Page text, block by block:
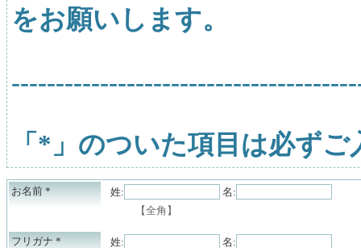
をお願いします。
「*」のついた項目は必ず
お名前 * 姓:
名:
【全角】
フリガナ * 姓:
名: